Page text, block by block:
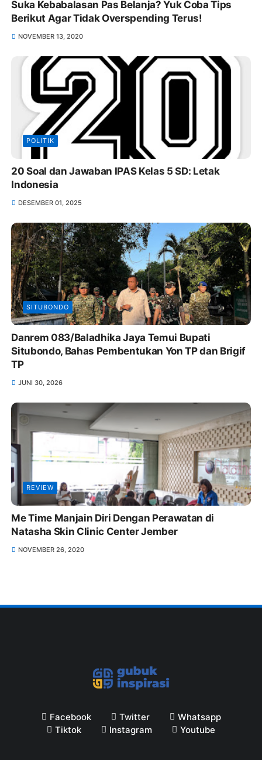
Suka Kebabalasan Pas Belanja? Yuk Coba Tips
Berikut Agar Tidak Overspending Terus!
NOVEMBER 13, 2020
POLITIK
20 Soal dan Jawaban IPAS Kelas 5 SD: Letak
Indonesia
DESEMBER 01, 2025
SITUBONDO
Danrem 083/Baladhika Jaya Temui Bupati
Situbondo, Bahas Pembentukan Yon TP dan Brigif
TP
JUNI 30, 2026
REVIEW
Me Time Manjain Diri Dengan Perawatan di
Natasha Skin Clinic Center Jember
NOVEMBER 26, 2020
Facebook Twitter
Whatsapp
Tiktok
Instagram Youtube